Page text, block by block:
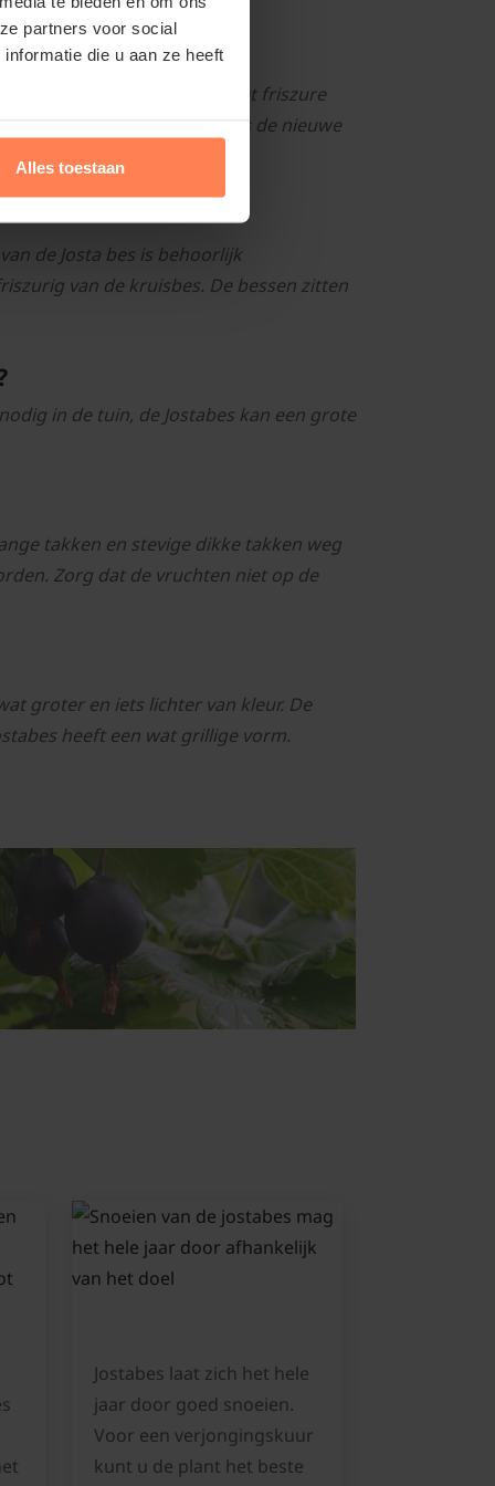
partners voor social
die u aan ze heeft
Alles toestaan
De Jostabes heeft ook het friszure
op het éénjarig hout, dus de nieuwe
en marmelade.
de Josta bes is behoorlijk
van de kruisbes. De bessen zitten
in de tuin, de Jostabes kan een grote
takken en stevige dikke takken weg
Zorg dat de vruchten niet op de
groter en iets lichter van kleur. De
heeft een wat grillige vorm.
Jostabes laat zich het hele
jaar door goed snoeien.
Voor een verjongingskuur
kunt u de plant het beste